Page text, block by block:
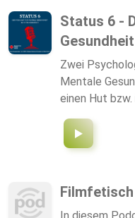
übrigens auch
Status 6 -
Zwei
Mentale
einen Hut
Wir auch! Die
DRK KV
Bollschweiler
kleinen Prise
Mannheim e.V.,
Filmfetisch